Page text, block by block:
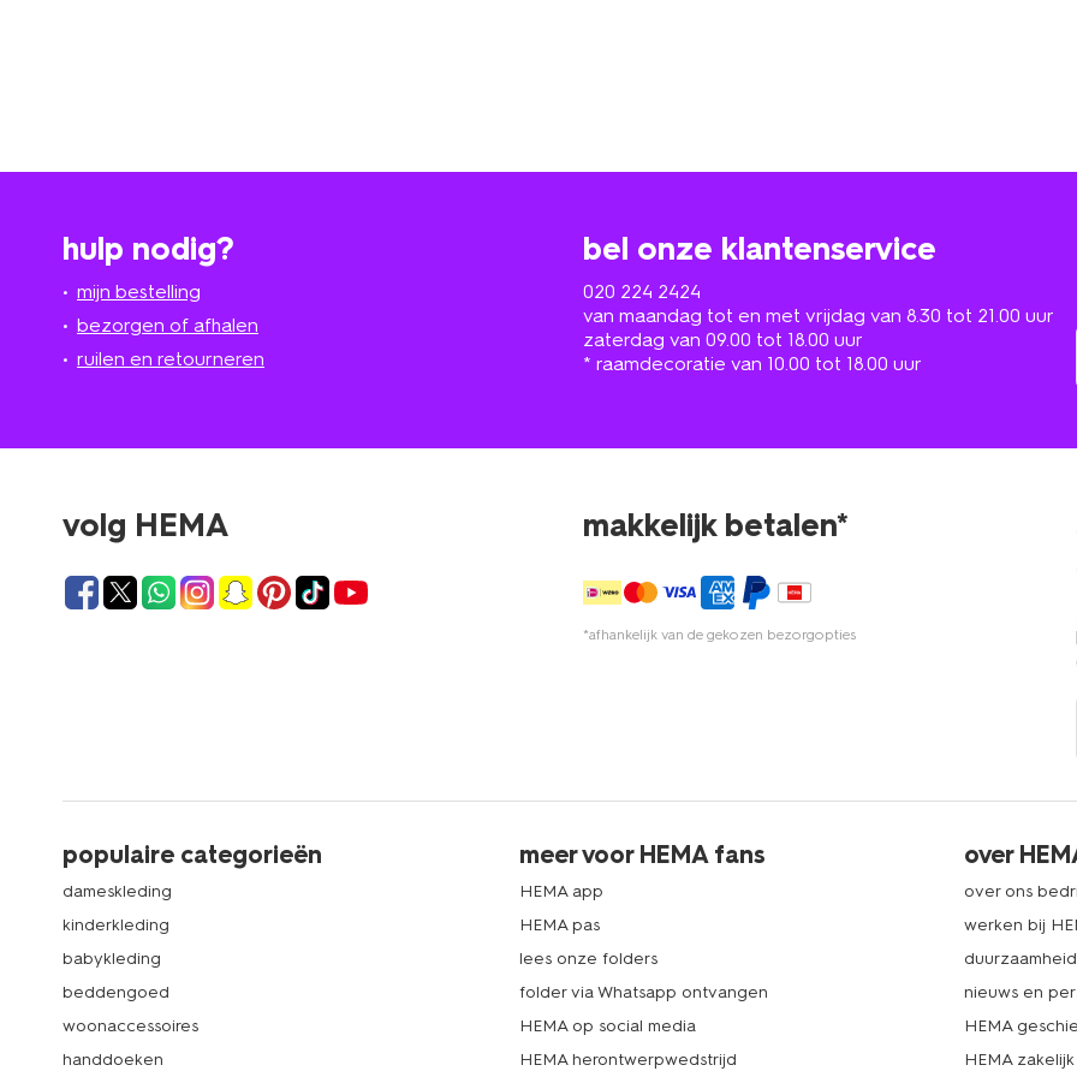
hulp nodig?
mijn bestelling
bezorgen of afhalen
ruilen en retourneren
bel onze klantenservice
020 224 2424
van maandag tot en met vrijdag van 8.30 tot 21.00 uur
zaterdag van 09.00 tot 18.00 uur
* raamdecoratie van 10.00 tot 18.00 uur
volg HEMA makkelijk betalen*
*afhankelijk van de gekozen bezorgopties
populaire categorieën
dameskleding
kinderkleding
babykleding
beddengoed
woonaccessoires
handdoeken
meer voor HEMA fans
HEMA app
HEMA pas
lees onze folders
folder via Whatsapp ontvangen
HEMA op social media
HEMA herontwerpwedstrijd
over
over ons
werken bij
duurzaamheid
nieuws en
HEMA
HEMA zakelijk